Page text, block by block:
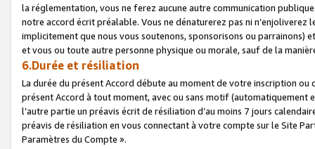
la réglementation, vous ne ferez aucune autre communication
notre accord écrit préalable. Vous ne dénaturerez pas ni
implicitement que nous vous soutenons, sponsorisons ou parrainons)
et vous ou toute autre personne physique ou morale, sauf de la
6.Durée et résiliation
La durée du présent Accord débute au moment de votre inscription
présent Accord à tout moment, avec ou sans motif (automatiquement
l’autre partie un préavis écrit de résiliation d’au moins 7 jours
préavis de résiliation en vous connectant à votre compte sur le Site
Paramètres du Compte ».